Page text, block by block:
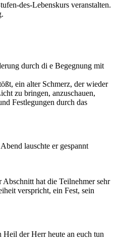
des-Lebenskurs veranstalten.
durch di e Begegnung mit
ein alter Schmerz, der wieder
zu bringen, anzuschauen,
Festlegungen durch das
lauschte er gespannt
hat die Teilnehmer sehr
verspricht, ein Fest, sein
der Herr heute an euch tun